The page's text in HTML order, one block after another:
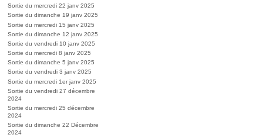
Sortie du mercredi 22 janv 2025
Sortie du dimanche 19 janv 2025
Sortie du mercredi 15 janv 2025
Sortie du dimanche 12 janv 2025
Sortie du vendredi 10 janv 2025
Sortie du mercredi 8 janv 2025
Sortie du dimanche 5 janv 2025
Sortie du vendredi 3 janv 2025
Sortie du mercredi 1er janv 2025
Sortie du vendredi 27 décembre
2024
Sortie du mercredi 25 décembre
2024
Sortie du dimanche 22 Décembre
2024